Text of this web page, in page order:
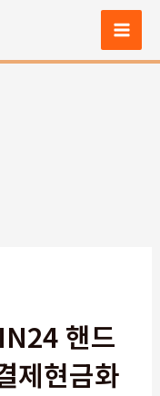
Main
핸드
제현금화